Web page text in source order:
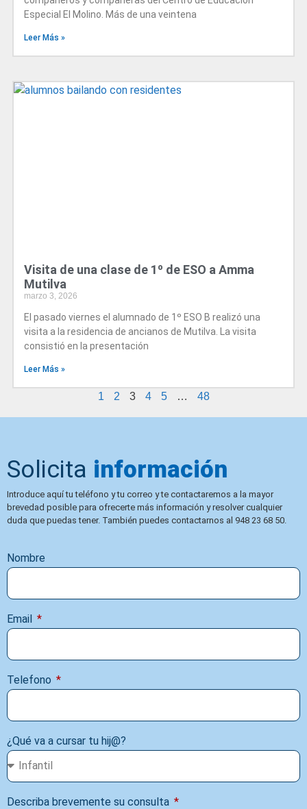
Especial El Molino. Más de una veintena
Leer Más »
Visita de una clase de 1º de ESO a Amma
Mutilva
marzo 3, 2026
El pasado viernes el alumnado de 1º ESO B realizó una
visita a la residencia de ancianos de Mutilva. La visita
consistió en la presentación
Leer Más »
1 2 3 4 5 … 48
Solicita información
Introduce aquí tu teléfono y tu correo y te contactaremos a la mayor
brevedad posible para ofrecerte más información y resolver cualquier
duda que puedas tener. También puedes contactarnos al 948 23 68 50.
Nombre
Email
Telefono
¿Qué va a cursar tu hij@?
Describa brevemente su consulta